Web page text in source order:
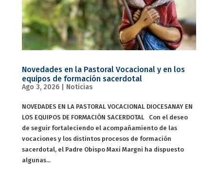
Novedades en la Pastoral Vocacional y en los
equipos de formación sacerdotal
Ago 3, 2026| Noticias
NOVEDADES EN LA PASTORAL VOCACIONAL DIOCESANAY EN
LOS EQUIPOS DE FORMACIÓN SACERDOTAL Con el deseo
de seguir fortaleciendo el acompañamiento de las
vocaciones y los distintos procesos de formación
sacerdotal, el Padre Obispo Maxi Margni ha dispuesto
algunas...